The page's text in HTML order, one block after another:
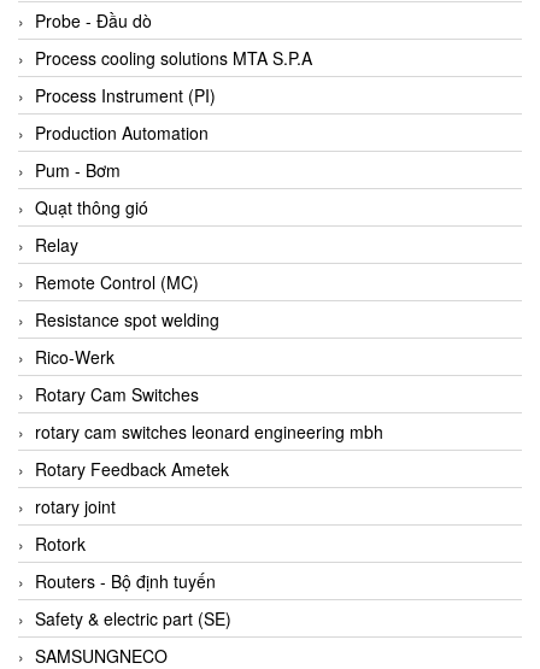
Bilz
Binder Connector
Biotech
BirdX Vietnam
BK Vibro
Black Box
BlackBox Vietnam
BLAGDON PUMP
Bloom Engineering
Boneng
Bopp & Reuther Messtechnik
Bosch
Boydcorp
BRAUN Vietnam
Brinkmann Pumpen
BRONKHORST
Brook Instrument
Brooks Instrument Vietnam
Probe - Đầu dò
Process cooling solutions MTA S.P.A
Process Instrument (PI)
Production Automation
Pum - Bơm
Quạt thông gió
Relay
Remote Control (MC)
Resistance spot welding
Rico-Werk
Rotary Cam Switches
rotary cam switches leonard engineering mbh
Rotary Feedback Ametek
rotary joint
Rotork
Routers - Bộ định tuyến
Safety & electric part (SE)
SAMSUNGNECO